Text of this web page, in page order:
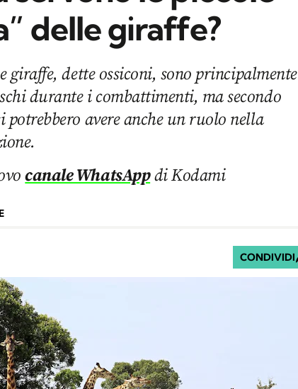
delle giraffe?
giraffe, dette ossiconi, sono principalmente
durante i combattimenti, ma secondo
potrebbero avere anche un ruolo nella
canale WhatsAppdi Kodami
CONDIVIDI